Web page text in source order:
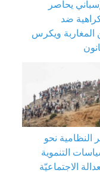
يحاصر
ضد
المغاربة ويكرس
النظامية نحو
التنموية
الاجتماعيّة